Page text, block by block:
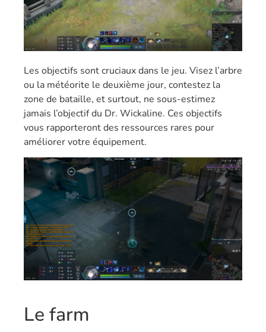
Les objectifs sont cruciaux dans le jeu. Visez l’arbre
ou la météorite le deuxième jour, contestez la
zone de bataille, et surtout, ne sous-estimez
jamais l’objectif du Dr. Wickaline. Ces objectifs
vous rapporteront des ressources rares pour
améliorer votre équipement.
Le farm